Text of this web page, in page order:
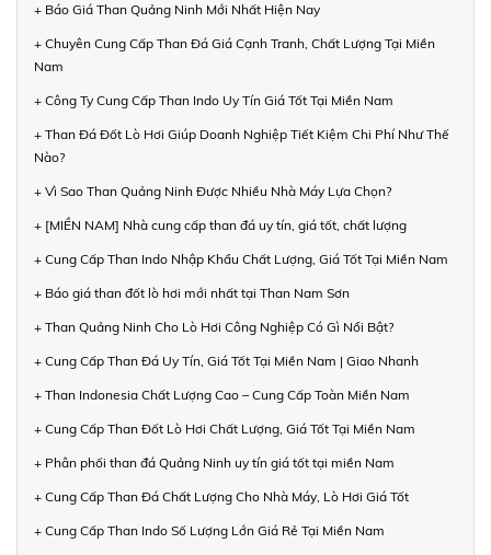
+ Báo Giá Than Quảng Ninh Mới Nhất Hiện Nay
+ Chuyên Cung Cấp Than Đá Giá Cạnh Tranh, Chất Lượng Tại Miền
Nam
+ Công Ty Cung Cấp Than Indo Uy Tín Giá Tốt Tại Miền Nam
+ Than Đá Đốt Lò Hơi Giúp Doanh Nghiệp Tiết Kiệm Chi Phí Như Thế
Nào?
+ Vì Sao Than Quảng Ninh Được Nhiều Nhà Máy Lựa Chọn?
+ [MIỀN NAM] Nhà cung cấp than đá uy tín, giá tốt, chất lượng
+ Cung Cấp Than Indo Nhập Khẩu Chất Lượng, Giá Tốt Tại Miền Nam
+ Báo giá than đốt lò hơi mới nhất tại Than Nam Sơn
+ Than Quảng Ninh Cho Lò Hơi Công Nghiệp Có Gì Nổi Bật?
+ Cung Cấp Than Đá Uy Tín, Giá Tốt Tại Miền Nam | Giao Nhanh
+ Than Indonesia Chất Lượng Cao – Cung Cấp Toàn Miền Nam
+ Cung Cấp Than Đốt Lò Hơi Chất Lượng, Giá Tốt Tại Miền Nam
+ Phân phối than đá Quảng Ninh uy tín giá tốt tại miền Nam
+ Cung Cấp Than Đá Chất Lượng Cho Nhà Máy, Lò Hơi Giá Tốt
+ Cung Cấp Than Indo Số Lượng Lớn Giá Rẻ Tại Miền Nam